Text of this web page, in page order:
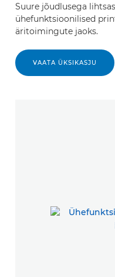
Suure jõudlusega
ühefunktsioonilised
äritoimingute jaoks.
VAATA ÜKSIKASJU